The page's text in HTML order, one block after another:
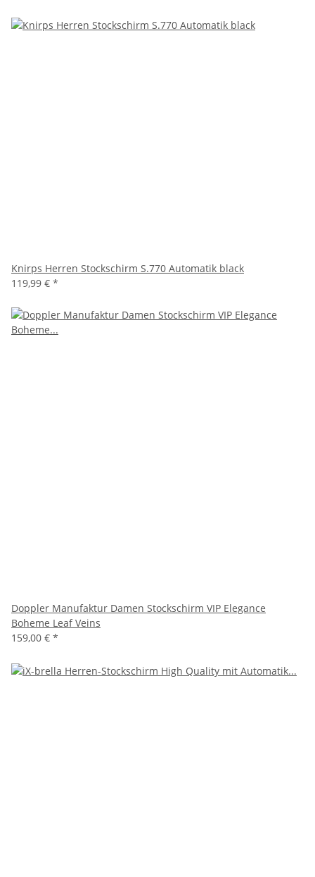
Knirps Herren Stockschirm S.770 Automatik black
119,99 € *
Doppler Manufaktur Damen Stockschirm VIP Elegance
Boheme Leaf Veins
159,00 € *